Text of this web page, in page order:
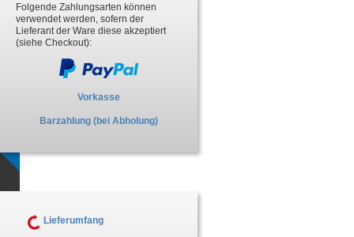
Folgende Zahlungsarten können
verwendet werden, sofern der
Lieferant der Ware diese akzeptiert
(siehe Checkout):
Vorkasse
Barzahlung (bei Abholung)
Lieferumfang